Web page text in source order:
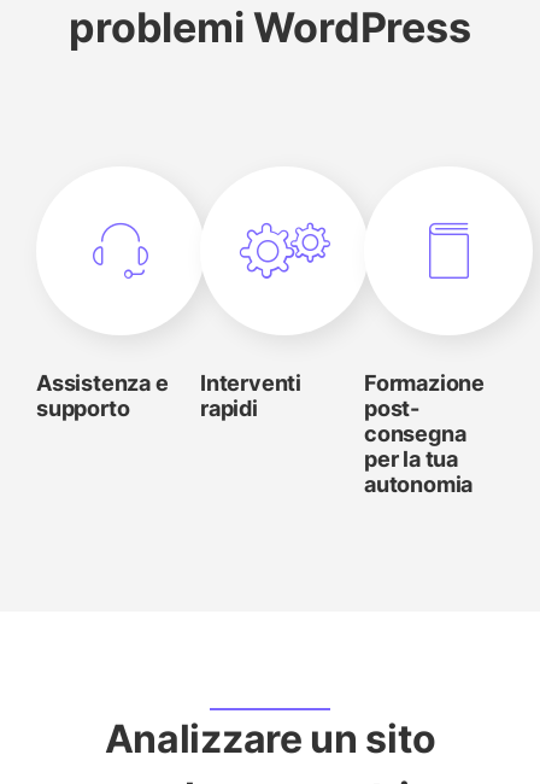
problemi WordPress
Assistenza e
supporto
Interventi
rapidi
Formazione
post-
consegna
per la tua
autonomia
Analizzare un sito